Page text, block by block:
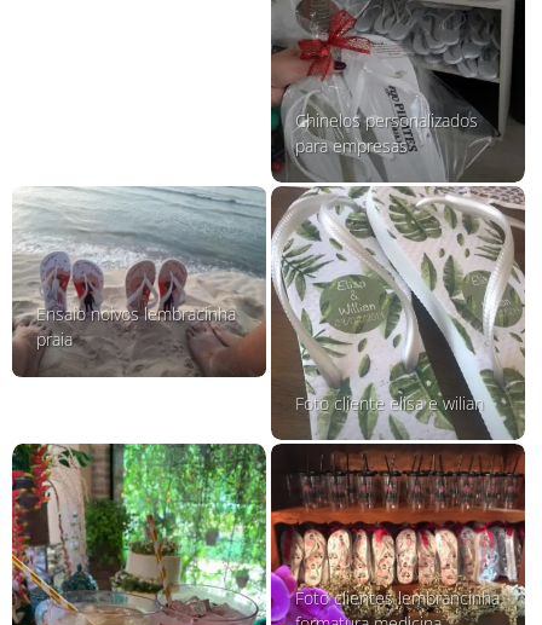
Chinelos personalizados
para empresas
Ensaio noivos lembracinha
praia
Foto cliente elisa e wilian
Foto clientes lembrancinha